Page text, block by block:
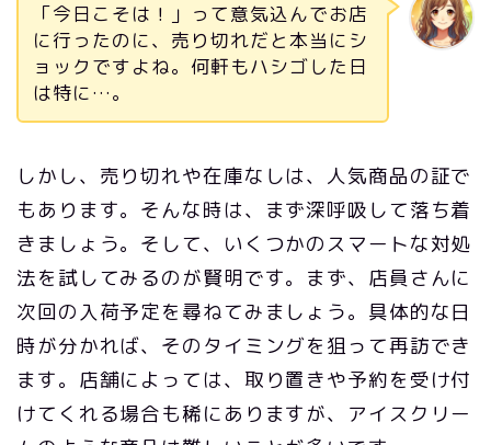
「今日こそは！」って意気込んでお店
に行ったのに、売り切れだと本当にシ
ョックですよね。何軒もハシゴした日
は特に…。
しかし、売り切れや在庫なしは、人気商品の証で
もあります。そんな時は、まず深呼吸して落ち着
きましょう。そして、いくつかのスマートな対処
法を試してみるのが賢明です。まず、店員さんに
次回の入荷予定を尋ねてみましょう。具体的な日
時が分かれば、そのタイミングを狙って再訪でき
ます。店舗によっては、取り置きや予約を受け付
けてくれる場合も稀にありますが、アイスクリー